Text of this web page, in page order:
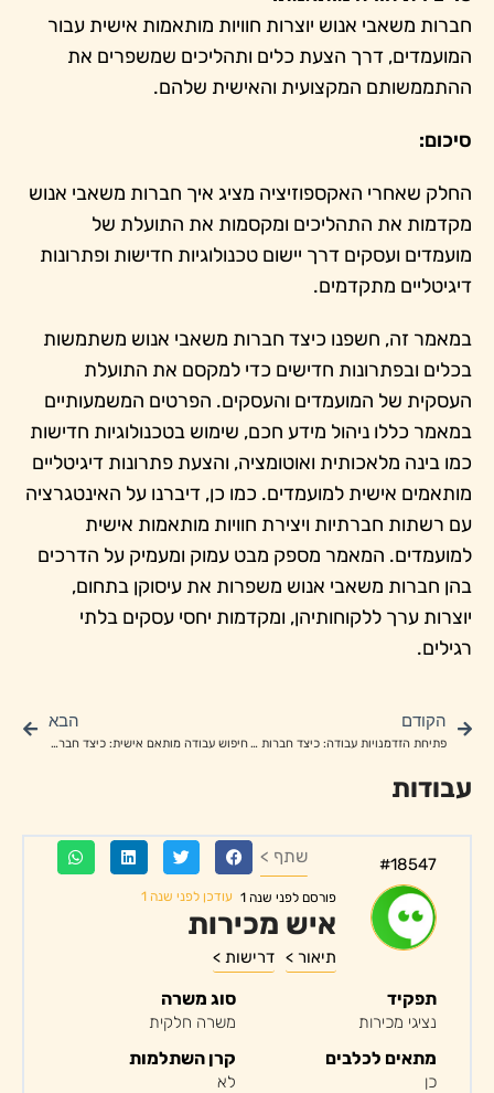
חברות משאבי אנוש יוצרות חוויות מותאמות אישית עבור
המועמדים, דרך הצעת כלים ותהליכים שמשפרים את
ההתממשותם המקצועית והאישית שלהם.
סיכום:
החלק שאחרי האקספוזיציה מציג איך חברות משאבי אנוש
מקדמות את התהליכים ומקסמות את התועלת של
מועמדים ועסקים דרך יישום טכנולוגיות חדישות ופתרונות
דיגיטליים מתקדמים.
במאמר זה, חשפנו כיצד חברות משאבי אנוש משתמשות
בכלים ובפתרונות חדישים כדי למקסם את התועלת
העסקית של המועמדים והעסקים. הפרטים המשמעותיים
במאמר כללו ניהול מידע חכם, שימוש בטכנולוגיות חדישות
כמו בינה מלאכותית ואוטומציה, והצעת פתרונות דיגיטליים
מותאמים אישית למועמדים. כמו כן, דיברנו על האינטגרציה
עם רשתות חברתיות ויצירת חוויות מותאמות אישית
למועמדים. המאמר מספק מבט עמוק ומעמיק על הדרכים
בהן חברות משאבי אנוש משפרות את עיסוקן בתחום,
יוצרות ערך ללקוחותיהן, ומקדמות יחסי עסקים בלתי
רגילים.
הקודם
פתיחת הזדמנויות עבודה: כיצד חברות משאבי אנוש פותחות דלתות
הבא
חיפוש עבודה מותאם אישית: כיצד חברות משאבי אנוש מתאימות את השירותים שלהן
עבודות
#18547 שתף >
פורסם לפני שנה 1 עודכן לפני שנה 1
איש מכירות
תיאור > דרישות >
תפקיד
נציגי מכירות
מתאים לכלבים
כן
סוג משרה
משרה חלקית
קרן השתלמות
לא